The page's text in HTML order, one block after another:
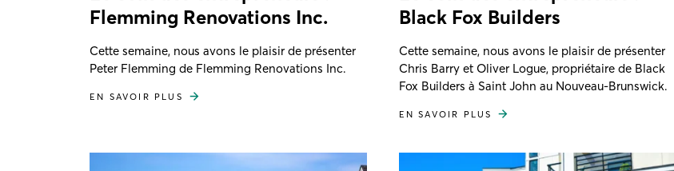
Flemming Renovations Inc.
Cette semaine, nous avons le plaisir de présenter
Peter Flemming de Flemming Renovations Inc.
EN SAVOIR PLUS
Black Fox Builders
Cette semaine, nous avons le plaisir de présenter
Chris Barry et Oliver Logue, propriétaire de Black
Fox Builders à Saint John au Nouveau-Brunswick.
EN SAVOIR PLUS